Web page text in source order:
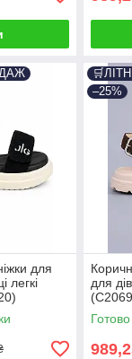
для
легкі
–25%
для